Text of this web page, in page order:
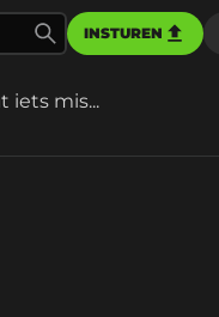
INSTUREN
iets mis...